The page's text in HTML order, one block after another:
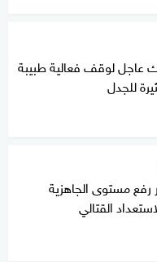
عاجل لوقف فعالية طبيبة
للجدل
رفع مستوى الجاهزية
القتالي